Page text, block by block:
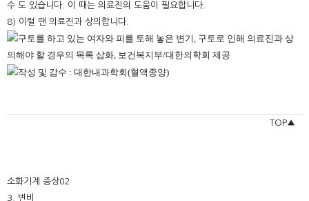
수 도 있습니다. 이 때는 의료진의 도움이 필요합니다.
8) 이럴 땐 의료진과 상의합니다.
TOP▲
소화기계 증상02
3. 변비